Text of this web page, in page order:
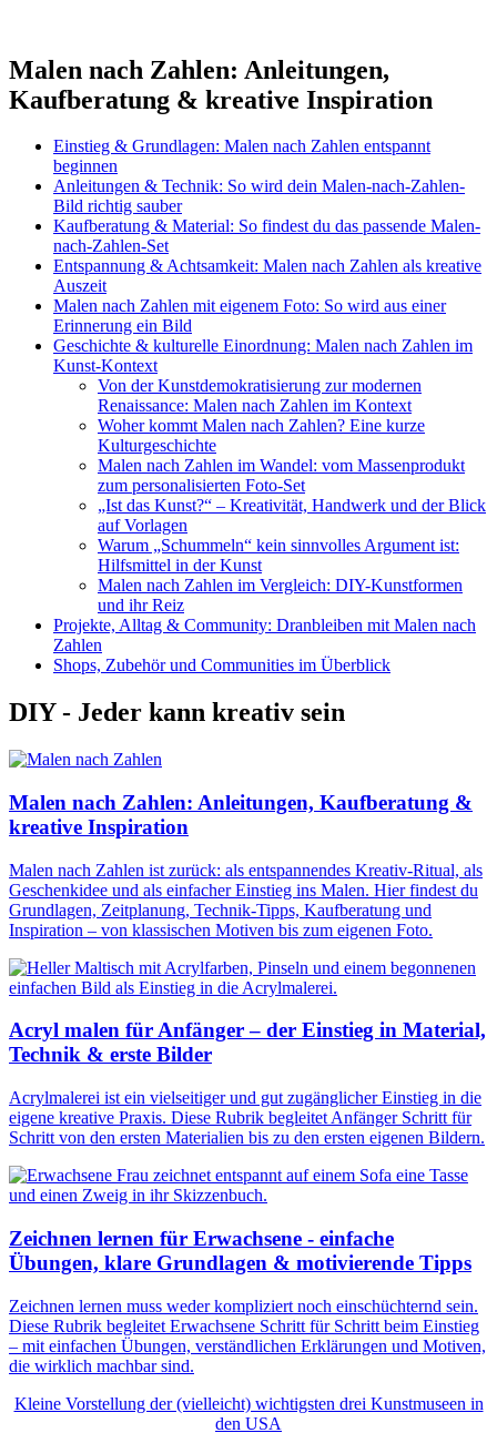
Malen nach Zahlen: Anleitungen,
Kaufberatung & kreative Inspiration
Einstieg & Grundlagen: Malen nach Zahlen entspannt
beginnen
Anleitungen & Technik: So wird dein Malen-nach-Zahlen-
Bild richtig sauber
Kaufberatung & Material: So findest du das passende Malen-
nach-Zahlen-Set
Entspannung & Achtsamkeit: Malen nach Zahlen als kreative
Auszeit
Malen nach Zahlen mit eigenem Foto: So wird aus einer
Erinnerung ein Bild
Geschichte & kulturelle Einordnung: Malen nach Zahlen im
Kunst-Kontext
Von der Kunstdemokratisierung zur modernen
Renaissance: Malen nach Zahlen im Kontext
Woher kommt Malen nach Zahlen? Eine kurze
Kulturgeschichte
Malen nach Zahlen im Wandel: vom Massenprodukt
zum personalisierten Foto-Set
„Ist das Kunst?“ – Kreativität, Handwerk und der Blick
auf Vorlagen
Warum „Schummeln“ kein sinnvolles Argument ist:
Hilfsmittel in der Kunst
Malen nach Zahlen im Vergleich: DIY-Kunstformen
und ihr Reiz
Projekte, Alltag & Community: Dranbleiben mit Malen nach
Zahlen
Shops, Zubehör und Communities im Überblick
DIY - Jeder kann kreativ sein
Malen nach Zahlen: Anleitungen, Kaufberatung &
kreative Inspiration
Malen nach Zahlen ist zurück: als entspannendes Kreativ-Ritual, als
Geschenkidee und als einfacher Einstieg ins Malen. Hier findest du
Grundlagen, Zeitplanung, Technik-Tipps, Kaufberatung und
Inspiration – von klassischen Motiven bis zum eigenen Foto.
Acryl malen für Anfänger – der Einstieg in Material,
Technik & erste Bilder
Acrylmalerei ist ein vielseitiger und gut zugänglicher Einstieg in die
eigene kreative Praxis. Diese Rubrik begleitet Anfänger Schritt für
Schritt von den ersten Materialien bis zu den ersten eigenen Bildern.
Zeichnen lernen für Erwachsene - einfache
Übungen, klare Grundlagen & motivierende Tipps
Zeichnen lernen muss weder kompliziert noch einschüchternd sein.
Diese Rubrik begleitet Erwachsene Schritt für Schritt beim Einstieg
– mit einfachen Übungen, verständlichen Erklärungen und Motiven,
die wirklich machbar sind.
Kleine Vorstellung der (vielleicht) wichtigsten drei Kunstmuseen in
den USA